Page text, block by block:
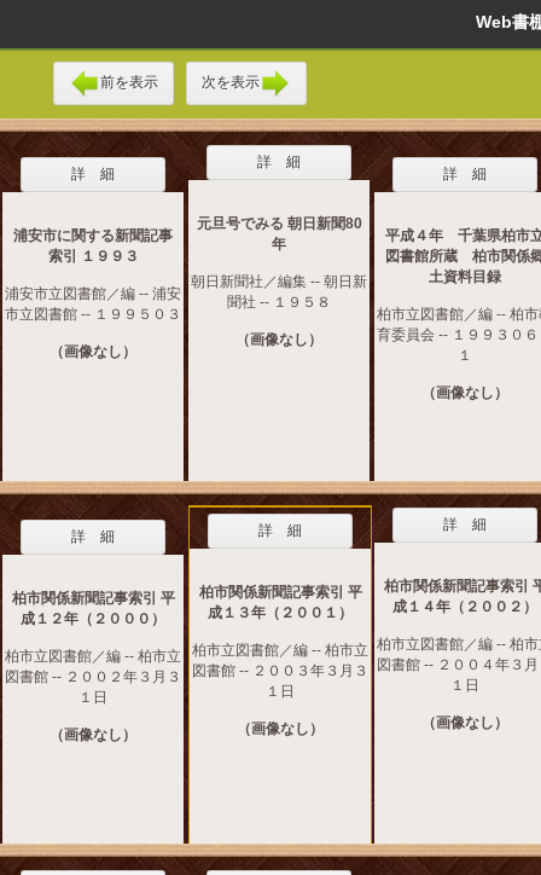
Web
前を表示 次を表示
詳 細
浦安市に関する新聞記事
索引 １９９３
浦安市立図書館／編 -- 浦安
市立図書館 -- １９９５０３
（画像なし）
詳 細
元旦号でみる 朝日新聞80
年
朝日新聞社／編集 -- 朝日新
聞社 -- １９５８
（画像なし）
詳 細
平成４年 千葉県柏市
図書館所蔵 柏市関係
土資料目録
柏市立図書館／編 -- 柏
育委員会 -- １９９３０
１
（画像なし）
詳 細
柏市関係新聞記事索引 平
成１２年（２０００）
柏市立図書館／編 -- 柏市立
図書館 -- ２００２年３月３
１日
（画像なし）
詳 細
柏市関係新聞記事索引 平
成１３年（２００１）
柏市立図書館／編 -- 柏市立
図書館 -- ２００３年３月３
１日
（画像なし）
詳 細
柏市関係新聞記事索引
成１４年（２００２）
柏市立図書館／編 -- 柏
図書館 -- ２００４年３
１日
（画像なし）